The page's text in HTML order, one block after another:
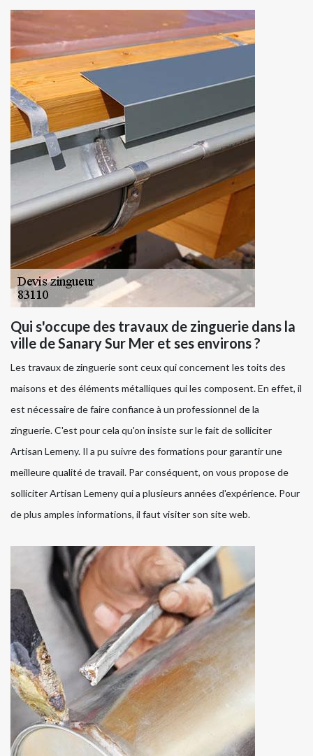
Qui s'occupe des travaux de zinguerie dans la
ville de Sanary Sur Mer et ses environs ?
Les travaux de zinguerie sont ceux qui concernent les toits des
maisons et des éléments métalliques qui les composent. En effet, il
est nécessaire de faire confiance à un professionnel de la
zinguerie. C'est pour cela qu'on insiste sur le fait de solliciter
Artisan Lemeny. Il a pu suivre des formations pour garantir une
meilleure qualité de travail. Par conséquent, on vous propose de
solliciter Artisan Lemeny qui a plusieurs années d'expérience. Pour
de plus amples informations, il faut visiter son site web.